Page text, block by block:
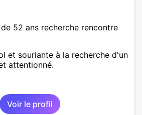
52 ans recherche rencontre
et souriante à la recherche d'un
attentionné.
Voir le profil